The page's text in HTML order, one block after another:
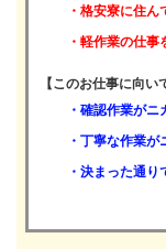
・格安寮に住
・軽作業の仕
【このお仕事に向い
・確認作業がニ
・丁寧な作業が
・決まった通